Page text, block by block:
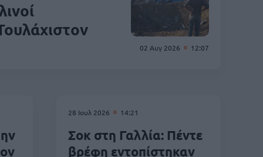
02 Αυγ 2026 12:07
28 Ιουλ 2026 14:21
Σοκ στη Γαλλία: Πέντε
βρέφη εντοπίστηκαν